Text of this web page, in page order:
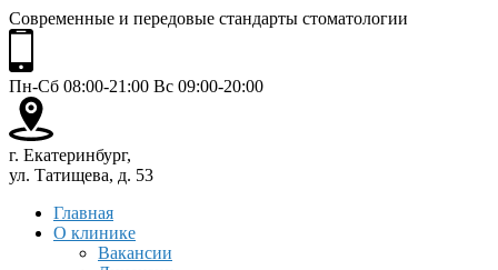
Современные и передовые стандарты стоматологии
Пн-Сб 08:00-21:00 Вс 09:00-20:00
г. Екатеринбург,
ул. Татищева, д. 53
Главная
О клинике
Вакансии